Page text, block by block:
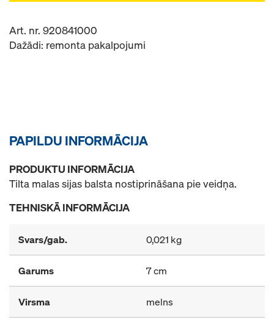
Art. nr. 920841000
Dažādi: remonta pakalpojumi
PAPILDU INFORMĀCIJA
PRODUKTU INFORMĀCIJA
Tilta malas sijas balsta nostiprināšana pie veidņa.
TEHNISKĀ INFORMĀCIJA
Svars/gab. 0,021 kg
Garums 7 cm
Virsma melns